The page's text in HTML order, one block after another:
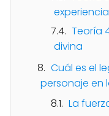
Teoría
divina
Cuál es el
personaje en
La